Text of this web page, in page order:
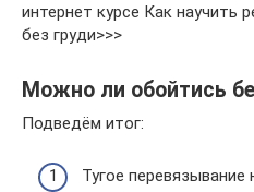
интернет курсе Как научить
без груди>>>
Можно ли обойтись
Подведём итог:
Тугое перевязывание